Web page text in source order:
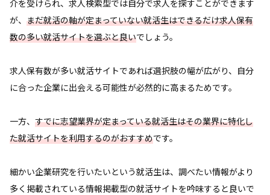
介を受けられ、求人検索型では自分で求人を探すことができます
が、 まだ就活の軸が定まっていない就活生はできるだけ求人保有
数の多い就活サイトを選ぶと良いでしょう。
求人保有数が多い就活サイトであれば選択肢の幅が広がり、自分
に合った企業に出会える可能性が必然的に高まるためです。
一方、 すでに志望業界が定まっている就活生はその業界に特化し
た就活サイトを利用するのがおすすめです。
細かい企業研究を行いたいという就活生は、調べたい情報がより
多く掲載されている情報掲載型の就活サイトを吟味すると良いで